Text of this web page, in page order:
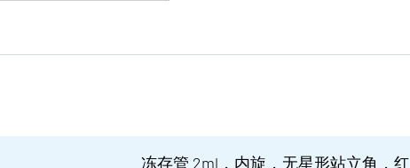
冻存管 2ml，内旋，无星形站立角，红